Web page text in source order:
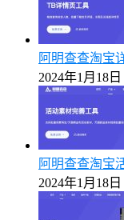
阿明查查淘宝
2024年1月18日
阿明查查淘宝
2024年1月18日